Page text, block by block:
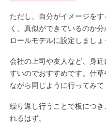
ただし、自分がイメージを
く、真似ができているのか
ロールモデルに設定しましょ
会社の上司や友人など、身
すいのでおすすめです。仕
ながら同じように行ってみて
繰り返し行うことで板につ
れるはず。